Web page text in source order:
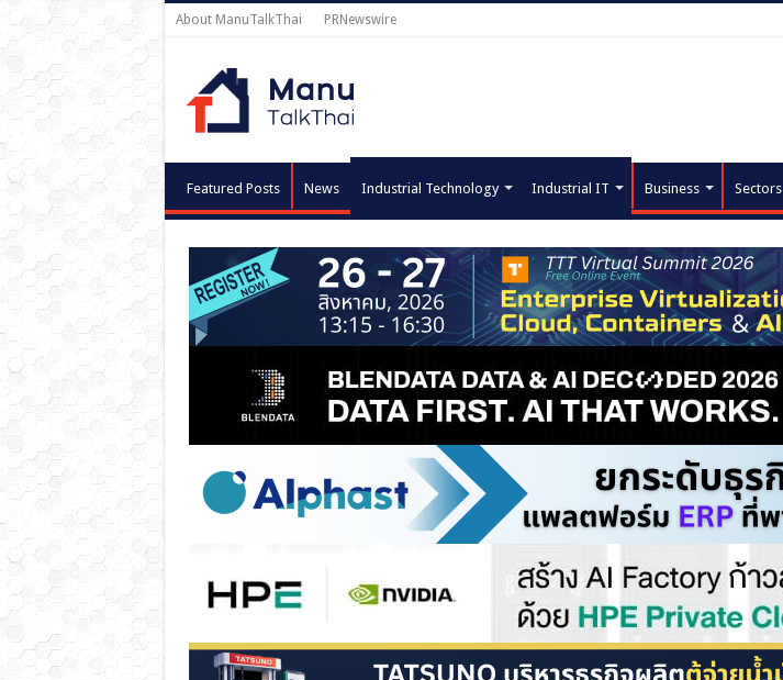
About ManuTalkThai PRNewswire
Featured Posts News Industrial Technology Industrial IT Business Sectors